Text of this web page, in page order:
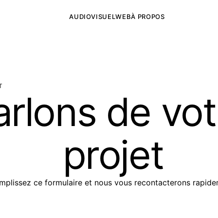
AUDIOVISUELWEBÀ PROPOS
de
de
projet
ce formulaire et nous vous recontacterons